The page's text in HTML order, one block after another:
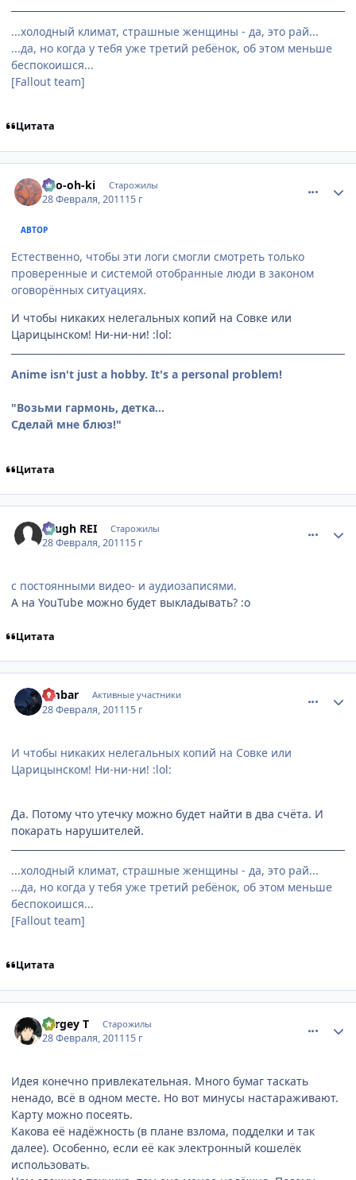
...холодный климат, страшные женщины - да, это рай...
...да, но когда у тебя уже третий ребёнок, об этом меньше
беспокоишся...
[Fallout team]
Цитата
Ryo-oh-ki Старожилы
28 Февраля, 201115 г
АВТОР
Естественно, чтобы эти логи смогли смотреть только
проверенные и системой отобранные люди в законом
оговорённых ситуациях.
И чтобы никаких нелегальных копий на Совке или
Царицынском! Ни-ни-ни! :lol:
Anime isn't just a hobby. It's a personal problem!
"Возьми гармонь, детка...
Сделай мне блюз!"
Цитата
Tough REI Старожилы
28 Февраля, 201115 г
с постоянными видео- и аудиозаписями.
А на YouTube можно будет выкладывать? :o
Цитата
umbar Активные участники
28 Февраля, 201115 г
И чтобы никаких нелегальных копий на Совке или
Царицынском! Ни-ни-ни! :lol:
Да. Потому что утечку можно будет найти в два счёта. И
покарать нарушителей.
...холодный климат, страшные женщины - да, это рай...
...да, но когда у тебя уже третий ребёнок, об этом меньше
беспокоишся...
[Fallout team]
Цитата
Sergey T Старожилы
28 Февраля, 201115 г
Идея конечно привлекательная. Много бумаг таскать
ненадо, всё в одном месте. Но вот минусы настараживают.
Карту можно посеять.
Какова её надёжность (в плане взлома, подделки и так
далее). Особенно, если её как электронный кошелёк
использовать.